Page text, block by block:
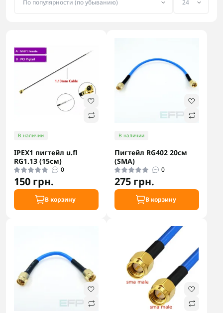
В наличии
IPEX1 пигтейл u.fl
RG1.13 (15см)
0
150 грн.
В корзину
В наличии
Пигтейл RG402 20см
(SMA)
0
275 грн.
В корзину